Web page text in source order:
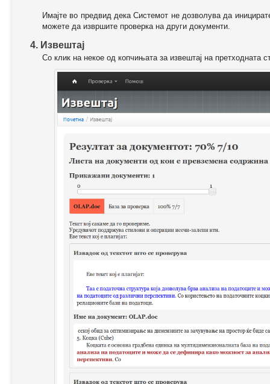
Имајте во предвид дека Системот не дозволува да
можете да извршите проверка на други документи.
4. Извештај
Со клик на некое од копчињата за извештај на претходната